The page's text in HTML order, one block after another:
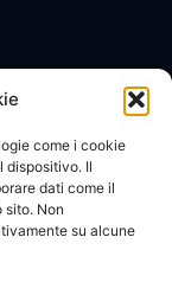
come i cookie
dispositivo. Il
dati come il
sito. Non
su alcune
PRIVACY